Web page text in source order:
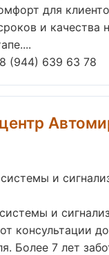
для
и качества
8 (944) 639 63 78
и
и
консультации
Более 7 лет